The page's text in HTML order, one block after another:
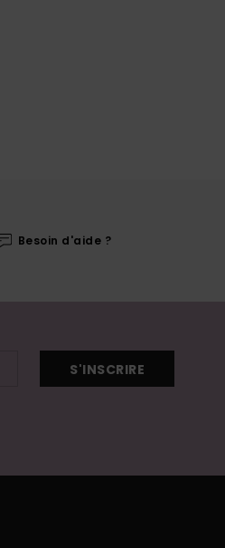
Besoin d'aide ?
S'INSCRIRE